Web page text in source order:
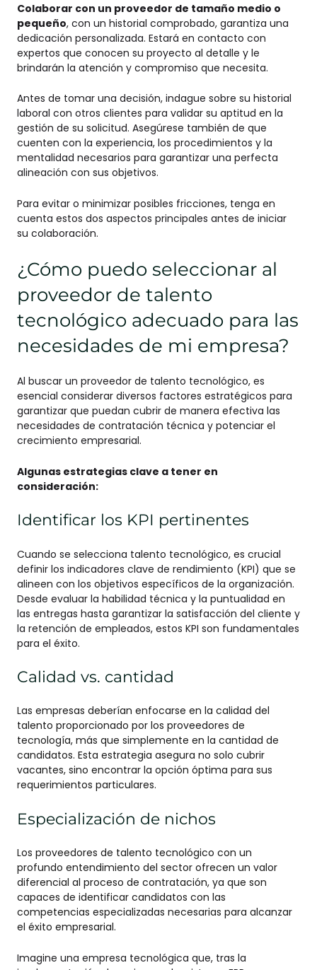
Colaborar con un proveedor de tamaño medio o
pequeño, con un historial comprobado, garantiza una
dedicación personalizada. Estará en contacto con
expertos que conocen su proyecto al detalle y le
brindarán la atención y compromiso que necesita.
Antes de tomar una decisión, indague sobre su historial
laboral con otros clientes para validar su aptitud en la
gestión de su solicitud. Asegúrese también de que
cuenten con la experiencia, los procedimientos y la
mentalidad necesarios para garantizar una perfecta
alineación con sus objetivos.
Para evitar o minimizar posibles fricciones, tenga en
cuenta estos dos aspectos principales antes de iniciar
su colaboración.
¿Cómo puedo seleccionar al
proveedor de talento
tecnológico adecuado para las
necesidades de mi empresa?
Al buscar un proveedor de talento tecnológico, es
esencial considerar diversos factores estratégicos para
garantizar que puedan cubrir de manera efectiva las
necesidades de contratación técnica y potenciar el
crecimiento empresarial.
Algunas estrategias clave a tener en
consideración:
Identificar los KPI pertinentes
Cuando se selecciona talento tecnológico, es crucial
definir los indicadores clave de rendimiento (KPI) que se
alineen con los objetivos específicos de la organización.
Desde evaluar la habilidad técnica y la puntualidad en
las entregas hasta garantizar la satisfacción del cliente y
la retención de empleados, estos KPI son fundamentales
para el éxito.
Calidad vs. cantidad
Las empresas deberían enfocarse en la calidad del
talento proporcionado por los proveedores de
tecnología, más que simplemente en la cantidad de
candidatos. Esta estrategia asegura no solo cubrir
vacantes, sino encontrar la opción óptima para sus
requerimientos particulares.
Especialización de nichos
Los proveedores de talento tecnológico con un
profundo entendimiento del sector ofrecen un valor
diferencial al proceso de contratación, ya que son
capaces de identificar candidatos con las
competencias especializadas necesarias para alcanzar
el éxito empresarial.
Imagine una empresa tecnológica que, tras la